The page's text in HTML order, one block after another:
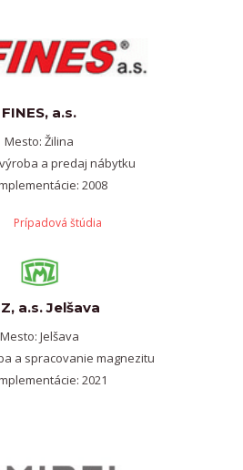
FINES, a.s.
Mesto: Žilina
a predaj nábytku
2008
Prípadová štúdia
a.s. Jelšava
Mesto: Jelšava
a spracovanie magnezitu
2021